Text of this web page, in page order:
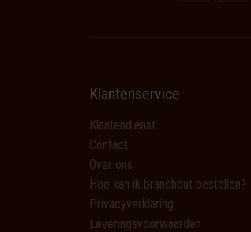
Klantenservice
Klantendienst
Contact
Over ons
Hoe kan ik brandhout bestellen?
Privacyverklaring
Leveringsvoorwaarden